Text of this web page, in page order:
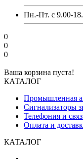
Пн.-Пт. с 9.00-
0
0
0
Ваша корзина пуста!
КАТАЛОГ
Промышленная
Сигнализаторы
Телефония и
Оплата и
КАТАЛОГ